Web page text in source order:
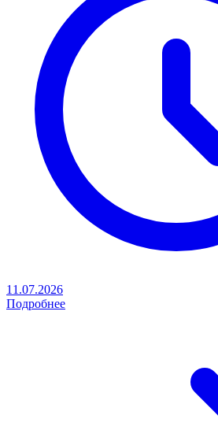
11.07.2026
Подробнее